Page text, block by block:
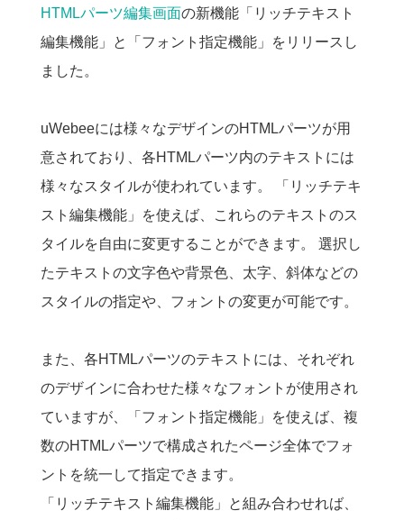
HTMLパーツ編集画面の新機能「リッチテキスト
編集機能」と「フォント指定機能」をリリースし
ました。
uWebeeには様々なデザインのHTMLパーツが用
意されており、各HTMLパーツ内のテキストには
様々なスタイルが使われています。 「リッチテキ
スト編集機能」を使えば、これらのテキストのス
タイルを自由に変更することができます。 選択し
たテキストの文字色や背景色、太字、斜体などの
スタイルの指定や、フォントの変更が可能です。
また、各HTMLパーツのテキストには、それぞれ
のデザインに合わせた様々なフォントが使用され
ていますが、「フォント指定機能」を使えば、複
数のHTMLパーツで構成されたページ全体でフォ
ントを統一して指定できます。
「リッチテキスト編集機能」と組み合わせれば、